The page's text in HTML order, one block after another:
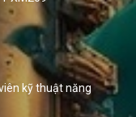
kỹ thuật năng